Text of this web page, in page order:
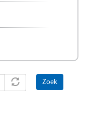
Zoek